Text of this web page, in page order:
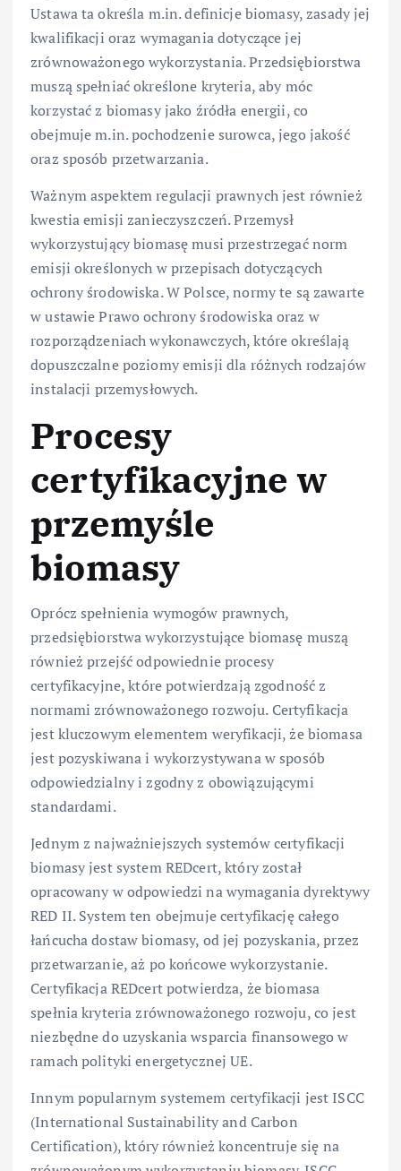
Ustawa ta określa m.in. definicje biomasy, zasady jej
kwalifikacji oraz wymagania dotyczące jej
zrównoważonego wykorzystania. Przedsiębiorstwa
muszą spełniać określone kryteria, aby móc
korzystać z biomasy jako źródła energii, co
obejmuje m.in. pochodzenie surowca, jego jakość
oraz sposób przetwarzania.
Ważnym aspektem regulacji prawnych jest również
kwestia emisji zanieczyszczeń. Przemysł
wykorzystujący biomasę musi przestrzegać norm
emisji określonych w przepisach dotyczących
ochrony środowiska. W Polsce, normy te są zawarte
w ustawie Prawo ochrony środowiska oraz w
rozporządzeniach wykonawczych, które określają
dopuszczalne poziomy emisji dla różnych rodzajów
instalacji przemysłowych.
Procesy
certyfikacyjne w
przemyśle
biomasy
Oprócz spełnienia wymogów prawnych,
przedsiębiorstwa wykorzystujące biomasę muszą
również przejść odpowiednie procesy
certyfikacyjne, które potwierdzają zgodność z
normami zrównoważonego rozwoju. Certyfikacja
jest kluczowym elementem weryfikacji, że biomasa
jest pozyskiwana i wykorzystywana w sposób
odpowiedzialny i zgodny z obowiązującymi
standardami.
Jednym z najważniejszych systemów certyfikacji
biomasy jest system REDcert, który został
opracowany w odpowiedzi na wymagania dyrektywy
RED II. System ten obejmuje certyfikację całego
łańcucha dostaw biomasy, od jej pozyskania, przez
przetwarzanie, aż po końcowe wykorzystanie.
Certyfikacja REDcert potwierdza, że biomasa
spełnia kryteria zrównoważonego rozwoju, co jest
niezbędne do uzyskania wsparcia finansowego w
ramach polityki energetycznej UE.
Innym popularnym systemem certyfikacji jest ISCC
(International Sustainability and Carbon
Certification), który również koncentruje się na